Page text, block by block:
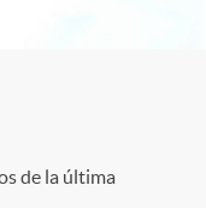
de la última